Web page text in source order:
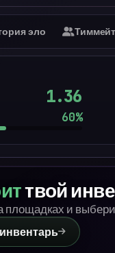
эло
1.36
60%
твой
площадках и